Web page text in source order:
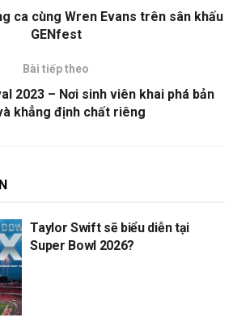
ca cùng Wren Evans trên sân khấu
GENfest
Bài tiếp theo
2023 – Nơi sinh viên khai phá bản
khẳng định chất riêng
Taylor Swift sẽ biểu diễn tại
Super Bowl 2026?